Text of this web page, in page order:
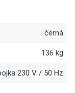
černá
136 kg
230 V / 50 Hz